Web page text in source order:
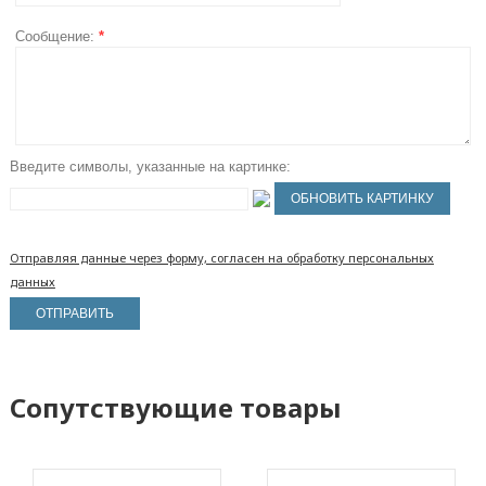
Сообщение: *
Введите символы, указанные на картинке:
Отправляя данные через форму, согласен на обработку персональных
данных
Сопутствующие товары